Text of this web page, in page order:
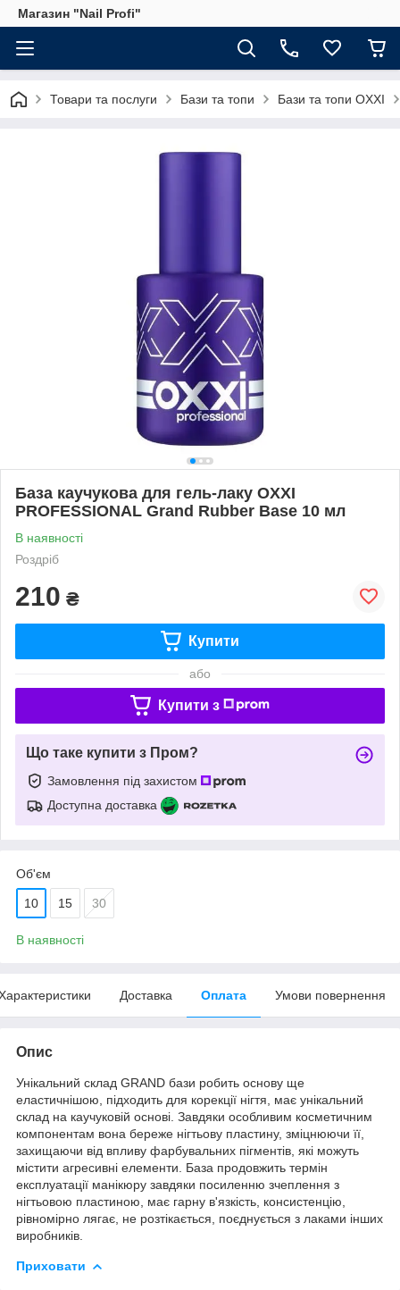
Магазин "Nail Profi"
Товари та послуги Бази та топи Бази та топи OXXI
База каучукова для гель-лаку OXXI
PROFESSIONAL Grand Rubber Base 10 мл
В наявності
Роздріб
210 ₴
Купити
або
Купити з
Що таке купити з Пром?
Замовлення під захистом
Доступна доставка
Об'єм
10 15 30
В наявності
Доставка Оплата Умови повернення
Опис
Унікальний склад GRAND бази робить основу ще
еластичнішою, підходить для корекції нігтя, має унікальний
склад на каучуковій основі. Завдяки особливим косметичним
компонентам вона береже нігтьову пластину, зміцнюючи її,
захищаючи від впливу фарбувальних пігментів, які можуть
містити агресивні елементи. База продовжить термін
експлуатації манікюру завдяки посиленню зчеплення з
нігтьовою пластиною, має гарну в'язкість, консистенцію,
рівномірно лягає, не розтікається, поєднується з лаками інших
виробників.
Приховати